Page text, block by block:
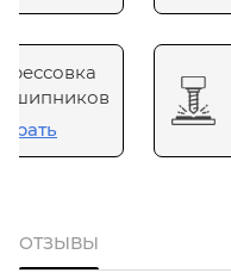
ОТЗЫВЫ